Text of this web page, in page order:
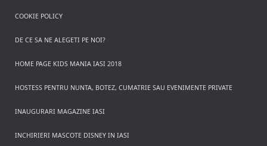
COOKIE POLICY
DE CE SA NE ALEGETI PE NOI?
HOME PAGE KIDS MANIA IASI 2018
HOSTESS PENTRU NUNTA, BOTEZ, CUMATRIE SAU EVENIMENTE PRIVATE
INAUGURARI MAGAZINE IASI
INCHIRIERI MASCOTE DISNEY IN IASI